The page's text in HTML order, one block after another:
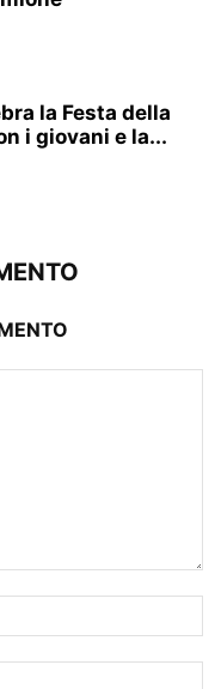
la Festa della
i giovani e la...